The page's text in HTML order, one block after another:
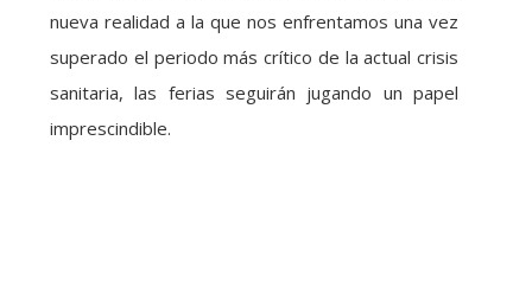
nueva realidad a la que nos enfrentamos una vez
superado el periodo más crítico de la actual crisis
sanitaria, las ferias seguirán jugando un papel
imprescindible.